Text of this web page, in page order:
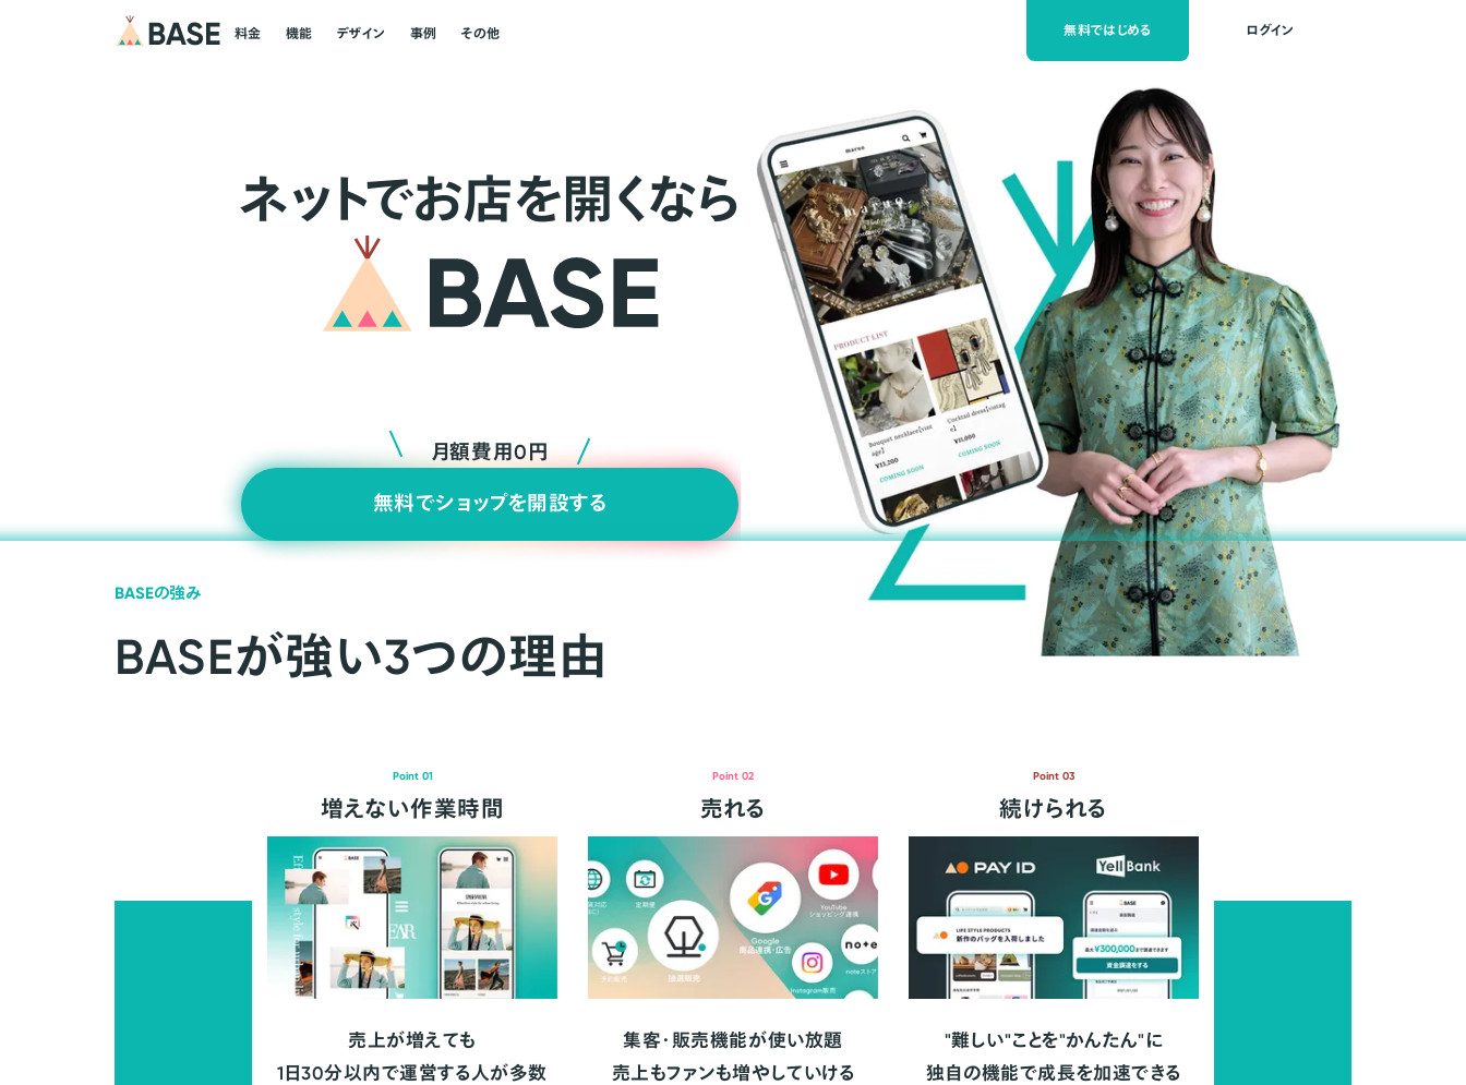
料金 機能 デザイン 事例 その他 無料ではじめる ログイン
ネッ トでお店を開くなら
月額費用0円
無料でショップを開設する
BASEの強み
BASEが強い3つの理由
Point 01
増えない作業時間
売上が増えても
1日30分以内で運営する人が多数
Point 02
売れる
集客・販売機能が使い放題
売上もファンも増やしていける
Point 03
続けられる
"難しい"ことを"かんたん"に
独自の機能で成長を加速できる